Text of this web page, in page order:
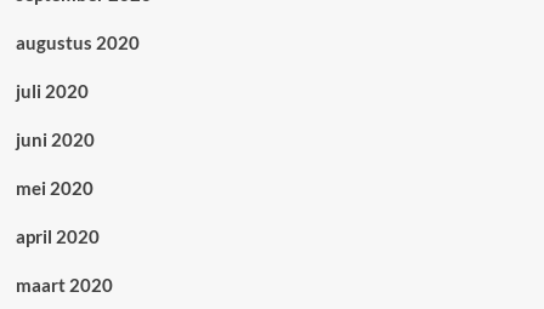
augustus 2020
juli 2020
juni 2020
mei 2020
april 2020
maart 2020